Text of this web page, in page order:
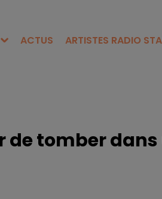
ACTUS ARTISTES RADIO
de tomber